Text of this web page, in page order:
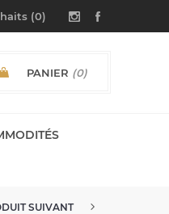
(0)
PANIER (0)
SUIVANT